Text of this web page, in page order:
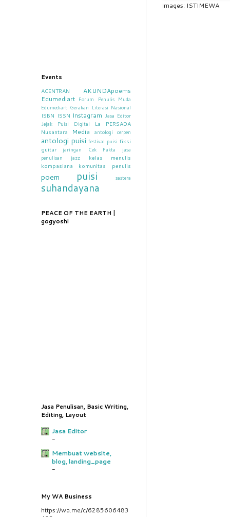
Images: ISTIMEWA
Events
ACENTRAN
AKUNDApoems
Edumediart Forum Penulis Muda
Edumediart Gerakan Literasi Nasional
ISBN ISSN Instagram Jasa Editor
Jejak Puisi Digital
La PERSADA
Nusantara
Media antologi cerpen
antologi puisi festival puisi fiksi
guitar
jaringan Cek Fakta
jasa
penulisan
jazz
kelas menulis
kompasiana
komunitas penulis
poem puisi sastera
suhandayana
PEACE OF THE EARTH |
gogyoshi
Jasa Penulisan, Basic Writing,
Editing, Layout
Jasa Editor
-
Membuat website,
blog, landing_page
-
My WA Business
https://wa.me/c/6285606483